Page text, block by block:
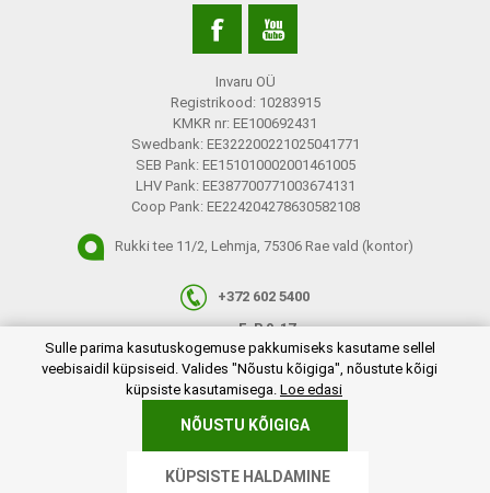
Invaru OÜ
Registrikood: 10283915
KMKR nr: EE100692431
Swedbank: EE322200221025041771
SEB Pank: EE151010002001461005
LHV Pank: EE387700771003674131
Coop Pank: EE224204278630582108
Rukki tee 11/2, Lehmja, 75306 Rae vald (kontor)
+372 602 5400
E-R 9-17
info@invaru.ee
Powered bynopCommerce
Sulle parima kasutuskogemuse pakkumiseks kasutame sellel
veebisaidil küpsiseid. Valides "Nõustu kõigiga", nõustute kõigi
küpsiste kasutamisega. Loe edasi
NÕUSTU KÕIGIGA
KÜPSISTE HALDAMINE